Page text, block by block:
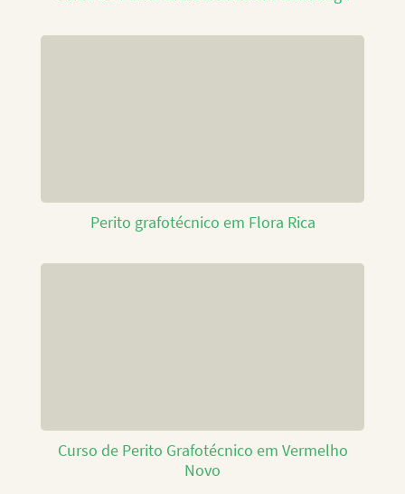
Perito grafotécnico em Flora Rica
Curso de Perito Grafotécnico em Vermelho
Novo